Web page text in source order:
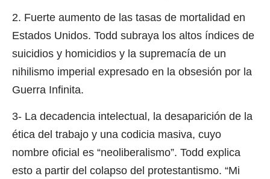
2. Fuerte aumento de las tasas de mortalidad en
Estados Unidos. Todd subraya los altos índices de
suicidios y homicidios y la supremacía de un
nihilismo imperial expresado en la obsesión por la
Guerra Infinita.
3- La decadencia intelectual, la desaparición de la
ética del trabajo y una codicia masiva, cuyo
nombre oficial es “neoliberalismo”. Todd explica
esto a partir del colapso del protestantismo. “Mi